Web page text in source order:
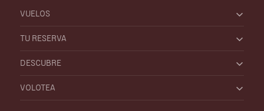
VUELOS
TU RESERVA
DESCUBRE
VOLOTEA